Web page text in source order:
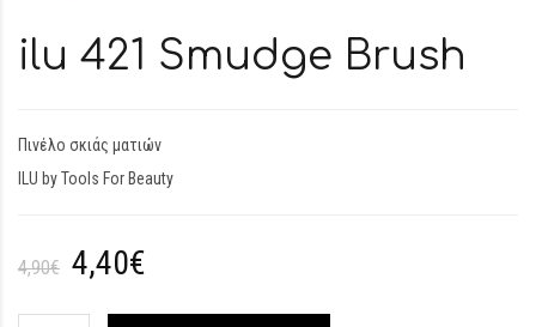
ilu 421 Smudge Brush
Πινέλο σκιάς ματιών
ILU by Tools For Beauty
4,90€ 4,40€